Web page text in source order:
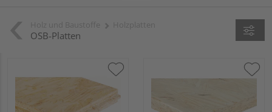
OSB-Platten